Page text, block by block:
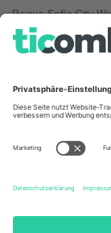
Regus Sofia City
Totleben 53-55,
Bulgaria
Mexico
Av Chapultepec
Norte,
Ciudad de México,
Mexico
Die juristische
Informationen